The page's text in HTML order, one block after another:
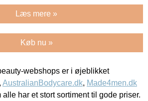
Læs mere »
Køb nu »
webshops er i øjeblikket
, AustralianBodycare.dk, Made4men.dk
alle har et stort sortiment til gode priser.